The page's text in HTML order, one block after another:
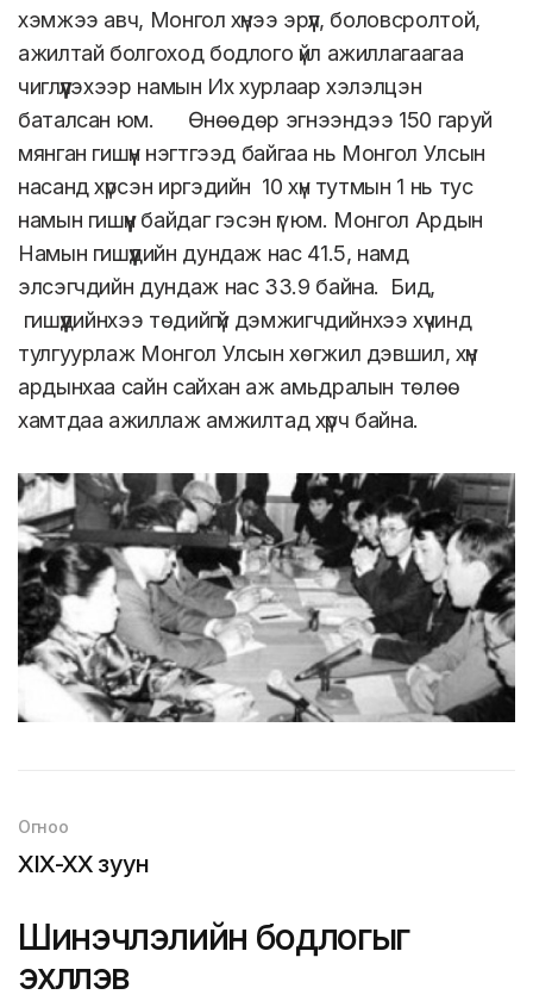
хэмжээ авч, Монгол хүнээ эрүүл, боловсролтой,
ажилтай болгоход бодлого үйл ажиллагаагаа
чиглүүлэхээр намын Их хурлаар хэлэлцэн
баталсан юм. Өнөөдөр эгнээндээ 150 гаруй
мянган гишүүн нэгтгээд байгаа нь Монгол Улсын
насанд хүрсэн иргэдийн 10 хүн тутмын 1 нь тус
намын гишүүн байдаг гэсэн үг юм. Монгол Ардын
Намын гишүүдийн дундаж нас 41.5, намд
элсэгчдийн дундаж нас 33.9 байна. Бид,
гишүүдийнхээ төдийгүй дэмжигчдийнхээ хүчинд
тулгуурлаж Монгол Улсын хөгжил дэвшил, хүн
ардынхаа сайн сайхан аж амьдралын төлөө
хамтдаа ажиллаж амжилтад хүрч байна.
Огноо
XIX-XX зуун
Шинэчлэлийн бодлогыг
эхлүүлэв